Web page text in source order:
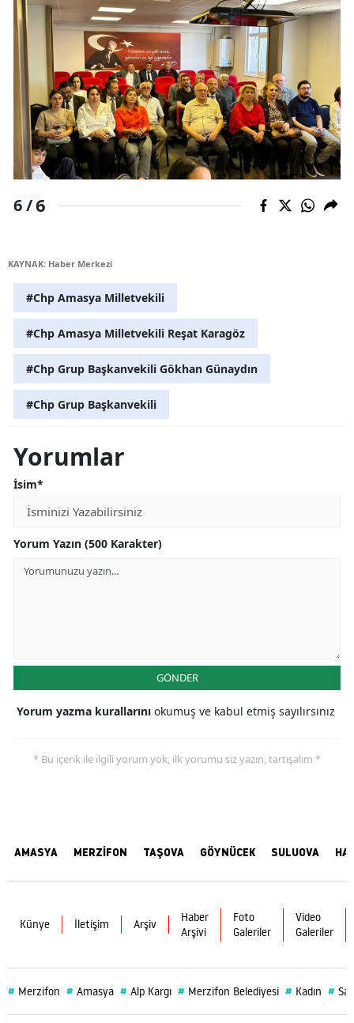
6 /6
KAYNAK: Haber Merkezi
#Chp Amasya Milletvekili
#Chp Amasya Milletvekili Reşat Karagöz
#Chp Grup Başkanvekili Gökhan Günaydın
#Chp Grup Başkanvekili
Yorumlar
İsim*
Yorum Yazın (500 Karakter)
GÖNDER
Yorum yazma kurallarını okumuş ve kabul etmiş sayılırsınız
* Bu içerik ile ilgili yorum yok, ilk yorumu siz yazın, tartışalım *
AMASYA MERZİFON TAŞOVA GÖYNÜCEK SULUOVA
Künye İletişim Arşiv
Haber
Arşivi
Foto
Galeriler
Video
Galeriler
# Merzifon # Amasya # Alp Kargı # Merzifon Belediyesi # Kadın #